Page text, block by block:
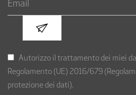
Autorizzo il trattamento dei miei
Regolamento (UE) 2016/679
protezione dei dati).